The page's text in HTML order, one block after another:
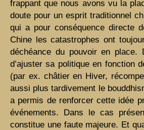
frappant que nous avons vu la
doute pour un esprit traditionnel
qui a pour conséquence directe
Chine les catastrophes ont
déchéance du pouvoir en place.
d’ajuster sa politique en fonction
(par ex. châtier en Hiver,
aussi plus tardivement le
a permis de renforcer cette idée
événements. Dans le cas
constitue une faute majeure. Et